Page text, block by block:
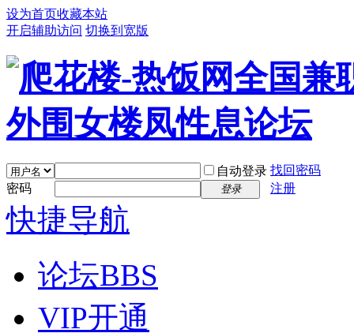
设为首页收藏本站
开启辅助访问 切换到宽版
自动登录 找回密码
密码
登录 注册
快捷导航
论坛BBS
VIP开通